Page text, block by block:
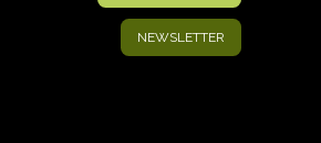
NEWSLETTER